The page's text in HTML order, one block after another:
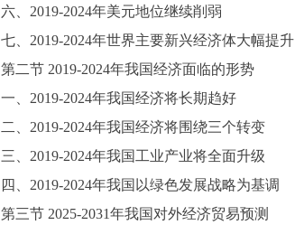
六、 2019-2024年美元地位继续削弱
七、 2019-2024年世界主要新兴经济体大幅提升
第二节 2019-2024年我国经济面临的形势
一、 2019-2024年我国经济将长期趋好
二、 2019-2024年我国经济将围绕三个转变
三、 2019-2024年我国工业产业将全面升级
四、 2019-2024年我国以绿色发展战略为基调
第三节 2025-2031年我国对外经济贸易预测